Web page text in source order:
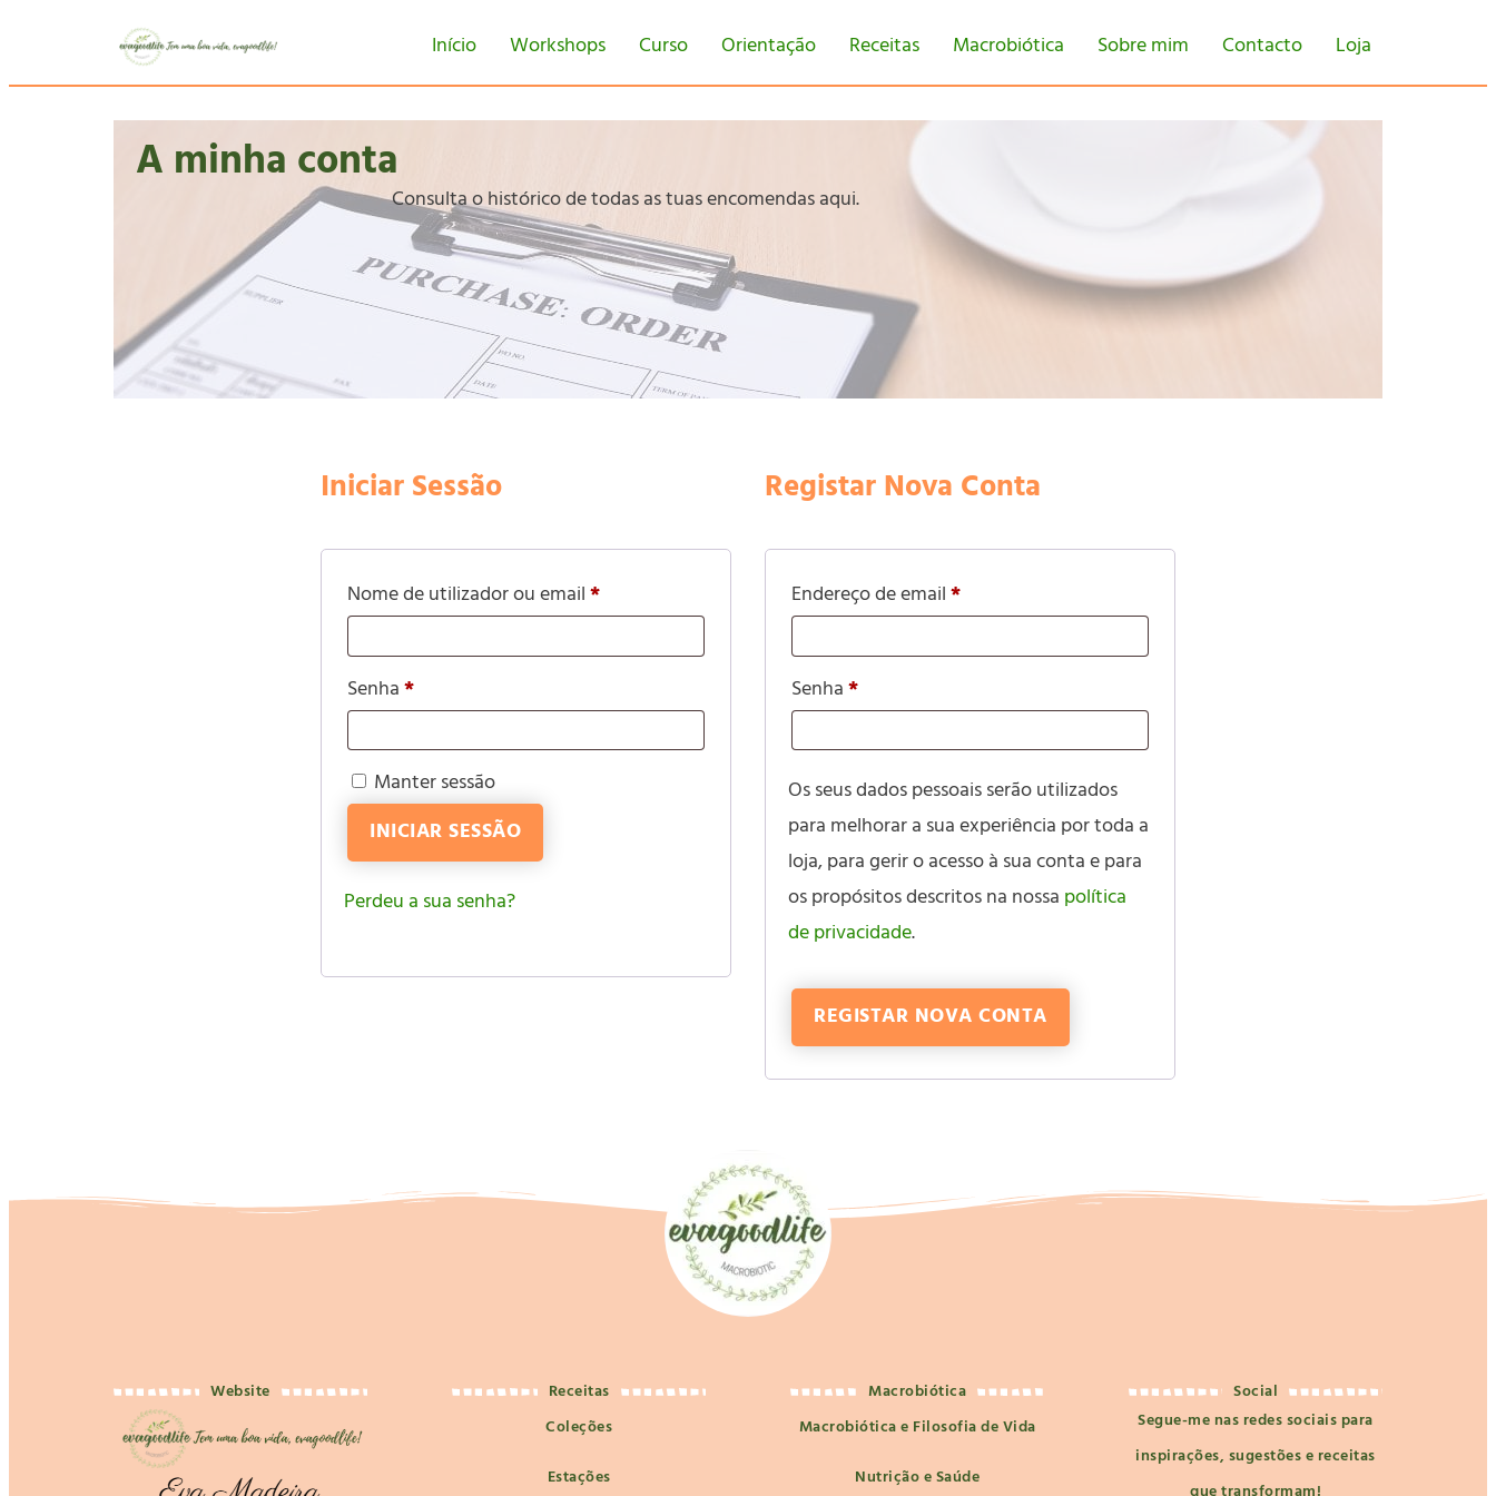
Início Workshops Curso Orientação Receitas Macrobiótica Sobre mim Contacto Loja
A minha conta
Consulta o histórico de todas as tuas encomendas aqui.
Iniciar Sessão
Nome de utilizador ou email*
Senha*
Manter sessão
INICIAR SESSÃO
Perdeu a sua senha?
Registar Nova Conta
Endereço de email*
Senha*
Os seus dados pessoais serão utilizados
para melhorar a sua experiência por toda a
loja, para gerir o acesso à sua conta e para
os propósitos descritos na nossa política
de privacidade.
REGISTAR NOVA CONTA
Website
Receitas
Coleções
Estações
Macrobiótica
Macrobiótica e Filosofia de Vida
Nutrição e Saúde
Social
Segue-me nas redes sociais para
inspirações, sugestões e receitas